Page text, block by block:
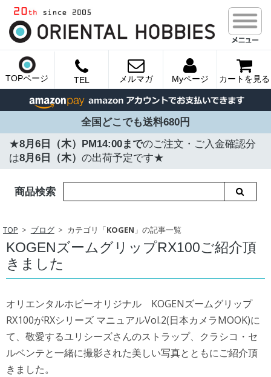
TOPページ TEL メルマガ Myページ カートを見る
全国どこでも送料680円
★8月6日（木）PM14:00までのご注文・ご入金確認分
は8月6日（木） の出荷予定です★
商品検索
TOP ブログ カテゴリ「KOGEN 」の記事一覧
KOGENズームグリップRX100ご紹介頂
きました
オリエンタルホビーオリジナル KOGENズームグリップ
RX100がRXシリーズ マニュアルVol.2(日本カメラMOOK)に
て、敬愛するユリシーズさんのストラップ、クラシコ・セ
ルベンテと一緒に撮影された美しい写真とともにご紹介頂
きました。